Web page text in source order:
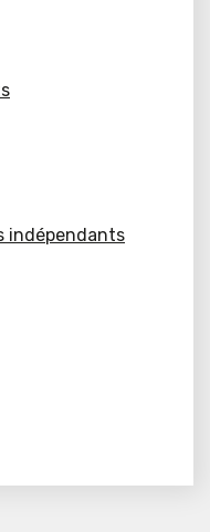
indépendants